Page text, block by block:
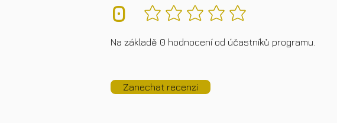
0 No ratings yet
Na základě 0 hodnocení od účastníků programu.
Zanechat recenzi